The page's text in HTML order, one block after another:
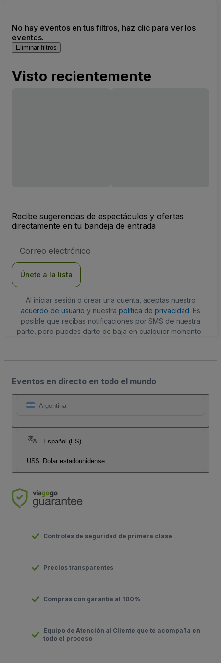
No hay eventos en tus filtros, haz clic para ver los
eventos.
Eliminar filtros
Visto recientemente
Recibe sugerencias de espectáculos y ofertas
directamente en tu bandeja de entrada
de
Únete a la lista
Al iniciar sesión o crear una cuenta, aceptas nuestro
acuerdo de usuario y nuestra política de privacidad. Es
posible que recibas notificaciones por SMS de nuestra
parte, pero puedes darte de baja en cualquier momento.
Eventos en directo en todo el mundo
Argentina
Español (ES)
US$ Dolar estadounidense
Controles de seguridad de primera clase
Precios transparentes
Compras con garantía al 100%
Equipo de Atención al Cliente que te acompaña en
todo el proceso